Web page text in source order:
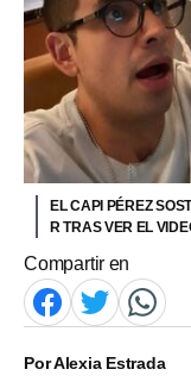
EL CAPI PÉREZ
R TRAS VER EL
Compartir en
PorAlexia Estrada